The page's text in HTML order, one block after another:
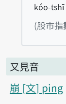
kóo-
(股市
又見音
崩 文 ping